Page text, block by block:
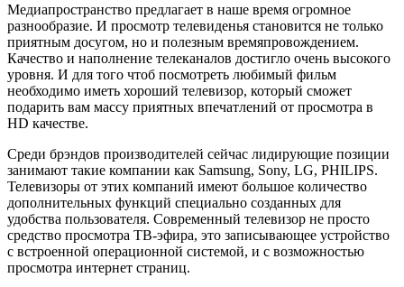
Медиапространство предлагает в наше время огромное
разнообразие. И просмотр телевиденья становится не только
приятным досугом, но и полезным времяпровождением.
Качество и наполнение телеканалов достигло очень высокого
уровня. И для того чтоб посмотреть любимый фильм
необходимо иметь хороший телевизор, который сможет
подарить вам массу приятных впечатлений от просмотра в
HD качестве.
Среди брэндов производителей сейчас лидирующие позиции
занимают такие компании как Samsung, Sony, LG, PHILIPS.
Телевизоры от этих компаний имеют большое количество
дополнительных функций специально созданных для
удобства пользователя. Современный телевизор не просто
средство просмотра ТВ-эфира, это записывающее устройство
с встроенной операционной системой, и с возможностью
просмотра интернет страниц.